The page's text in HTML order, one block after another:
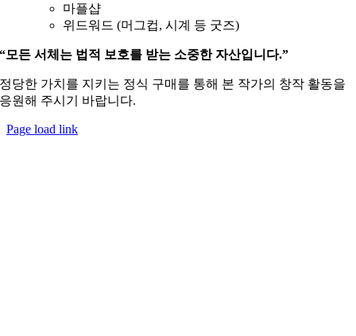
마플샵
위드워드 (머그컵, 시계 등 굿즈)
“모든 서체는 법적 보호를 받는 소중한 자산입니다.”
정당한 가치를 지키는 정식 구매를 통해 본 작가의 창작 활동을
응원해 주시기 바랍니다.
Page load link